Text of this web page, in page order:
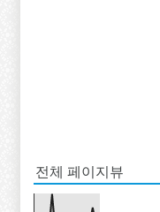
전체 페이지뷰